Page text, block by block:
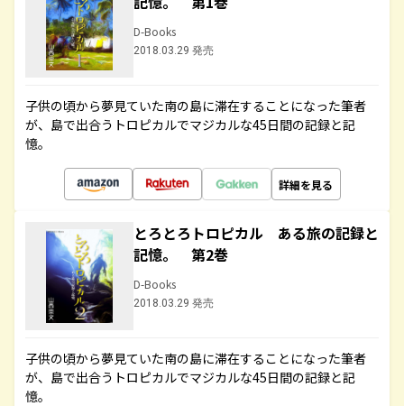
D-Books
2018.03.29 発売
子供の頃から夢見ていた南の島に滞在することになった筆者
が、島で出合うトロピカルでマジカルな45日間の記録と記
憶。
詳細を見る
とろとろトロピカル ある旅の記録と
記憶。 第2巻
D-Books
2018.03.29 発売
子供の頃から夢見ていた南の島に滞在することになった筆者
が、島で出合うトロピカルでマジカルな45日間の記録と記
憶。